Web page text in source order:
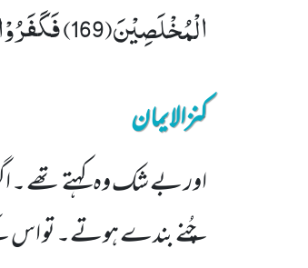
الْمُخْلَصِیْنَ(169) فَكَفَرُوْا بِهٖ فَسَوْفَ یَعْلَمُوْنَ(170)
کنزالایمان
اور بے شک وہ کہتے تھے ۔
چُنے بندے ہوتے۔ تو اس